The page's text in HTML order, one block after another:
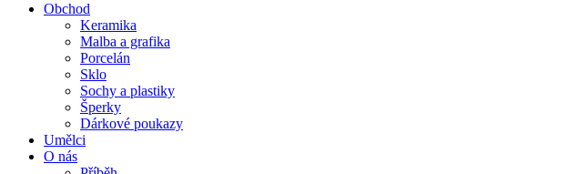
Obchod
Keramika
Malba a grafika
Porcelán
Sklo
Sochy a plastiky
Šperky
Dárkové poukazy
Umělci
O nás